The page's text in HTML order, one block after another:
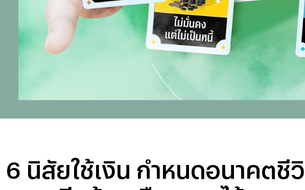
6 นิสัยใช้เงิน กำหนดอนาคต